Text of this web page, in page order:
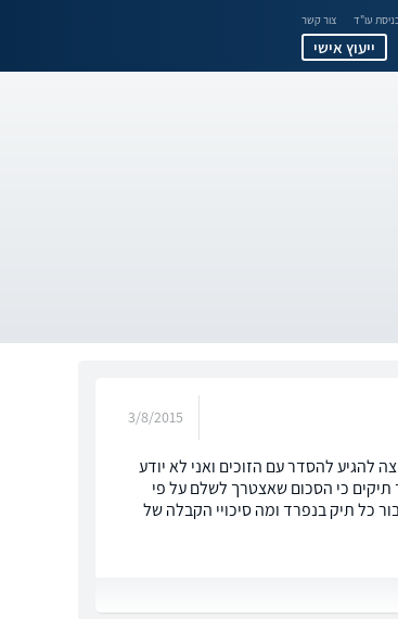
עו"ד צור קשר
ייעוץ אישי
3/8/2015
בערך ב5 תיקים שנפתחו נגדי , ואני רוצה להגיע להסדר עם הזוכים ואני לא יודע
תיקים כי הסכום שאצטרך לשלם על פי
עבור כל תיק בנפרד ומה סיכויי הקבלה של